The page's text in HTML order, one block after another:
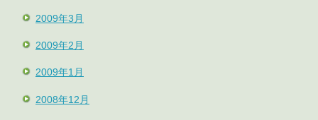
2009年3月
2009年2月
2009年1月
2008年12月